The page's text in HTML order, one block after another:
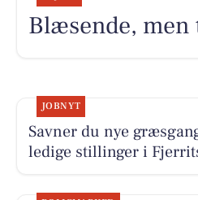
Blæsende, men
JOBNYT
Savner du nye
ledige stillinger i